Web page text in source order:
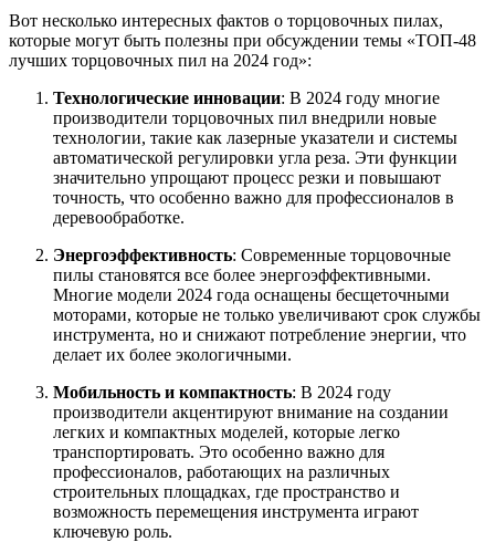
Вот несколько интересных фактов о торцовочных пилах,
которые могут быть полезны при обсуждении темы «ТОП-48
лучших торцовочных пил на 2024 год»:
Технологические инновации: В 2024 году многие
производители торцовочных пил внедрили новые
технологии, такие как лазерные указатели и системы
автоматической регулировки угла реза. Эти функции
значительно упрощают процесс резки и повышают
точность, что особенно важно для профессионалов в
деревообработке.
Энергоэффективность: Современные торцовочные
пилы становятся все более энергоэффективными.
Многие модели 2024 года оснащены бесщеточными
моторами, которые не только увеличивают срок службы
инструмента, но и снижают потребление энергии, что
делает их более экологичными.
Мобильность и компактность: В 2024 году
производители акцентируют внимание на создании
легких и компактных моделей, которые легко
транспортировать. Это особенно важно для
профессионалов, работающих на различных
строительных площадках, где пространство и
возможность перемещения инструмента играют
ключевую роль.